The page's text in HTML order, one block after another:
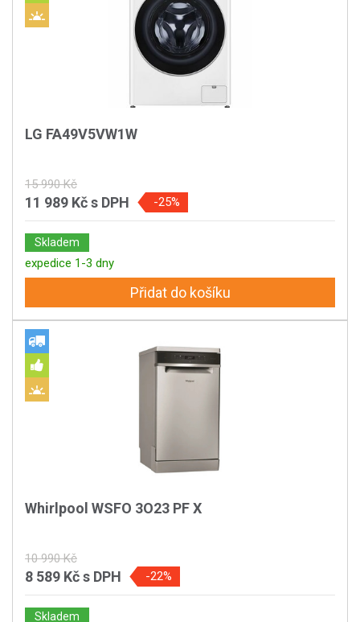
LG FA49V5VW1W
15 990 Kč
11 989 Kčs DPH -25%
Skladem
expedice 1-3 dny
Přidat do košíku
Whirlpool WSFO 3O23 PF X
10 990 Kč
8 589 Kčs DPH -22%
Skladem